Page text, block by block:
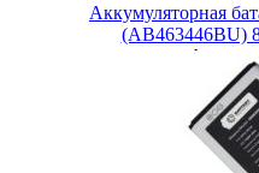
Аккумуляторная
(AB463446BU)
Артикул: